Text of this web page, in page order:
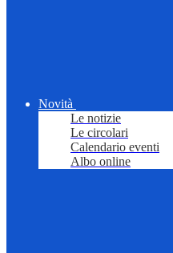
Novità
Le notizie
Le circolari
Calendario eventi
Albo online